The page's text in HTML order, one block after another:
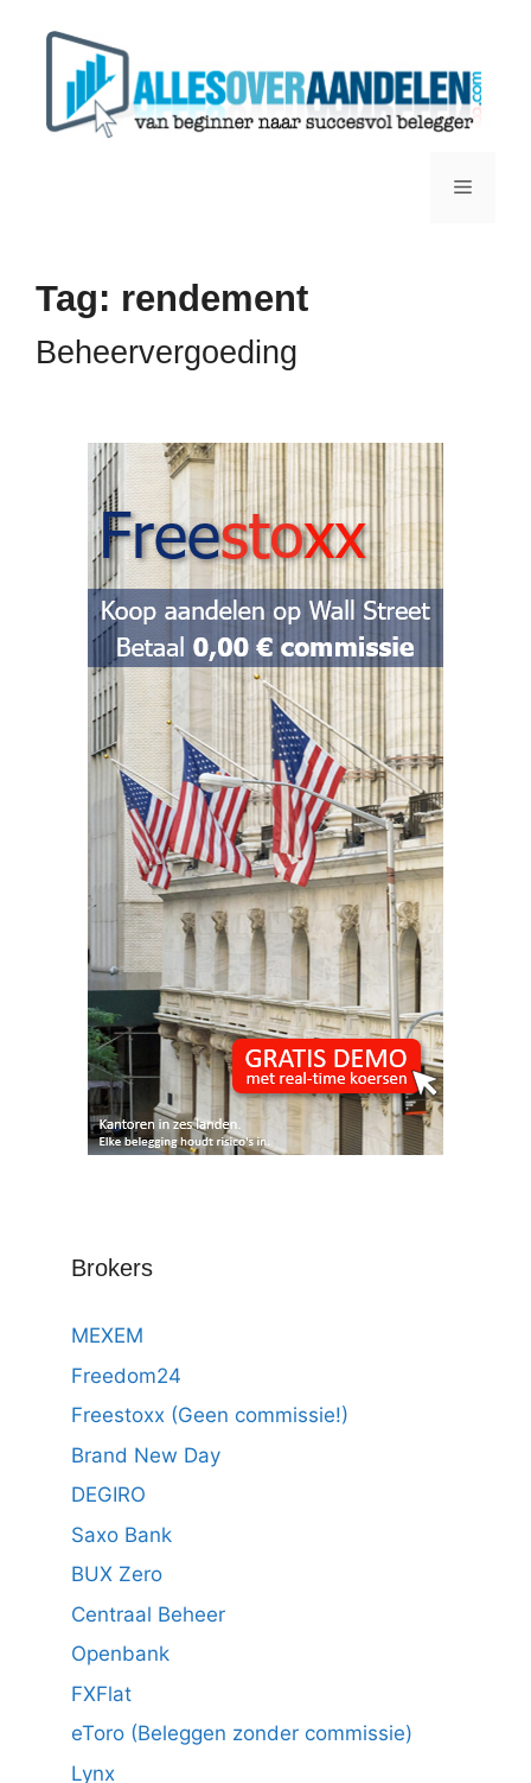
Menu
Tag: rendement
Beheervergoeding
Brokers
MEXEM
Freedom24
Freestoxx (Geen commissie!)
Brand New Day
DEGIRO
Saxo Bank
BUX Zero
Centraal Beheer
Openbank
FXFlat
eToro (Beleggen zonder commissie)
Lynx